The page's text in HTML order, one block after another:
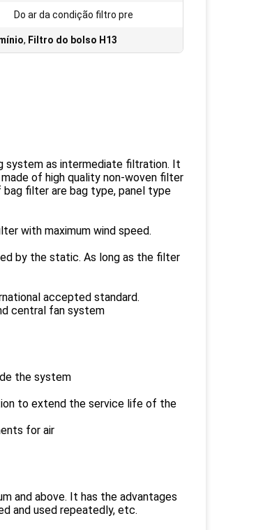
Do ar da condição filtro pre
, Filtro do bolso H13
system as intermediate filtration. It
of high quality non-woven filter
filter are bag type, panel type
with maximum wind speed.
by the static. As long as the filter
accepted standard.
central fan system
the system
to extend the service life of the
for air
and above. It has the advantages
and used repeatedly, etc.